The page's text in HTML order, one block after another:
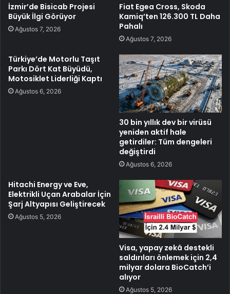
İzmir’de Bisicab Projesi
Büyük İlgi Görüyor
Ağustos 7, 2026
Fiat Egea Cross, Skoda
Kamiq’ten 126.300 TL Daha
Pahalı
Ağustos 7, 2026
Türkiye’de Motorlu Taşıt
Parkı Dört Kat Büyüdü,
Motosiklet Liderliği Kaptı
Ağustos 6, 2026
30 bin yıllık dev bir virüsü
yeniden aktif hale
getirdiler: Tüm dengeleri
değiştirdi
Ağustos 6, 2026
Hitachi Energy ve Eve,
Elektrikli Uçan Arabalar İçin
Şarj Altyapısı Geliştirecek
Ağustos 5, 2026
Visa, yapay zekâ destekli
saldırıları önlemek için 2,4
milyar dolara BioCatch’i
alıyor
Ağustos 5, 2026